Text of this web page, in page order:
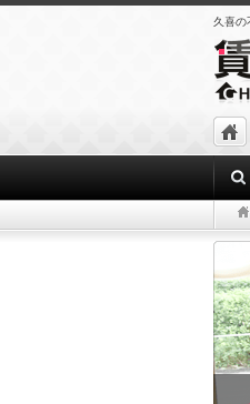
久喜の